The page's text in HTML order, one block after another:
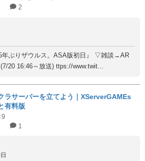
）
2
5年ぶりザウルス。ASA版初日』 ▽雑談→AR
20 16:46～放送) ttps://www.twit...
ラサーバーを立てよう｜XServerGAMEs
有料版
9
1